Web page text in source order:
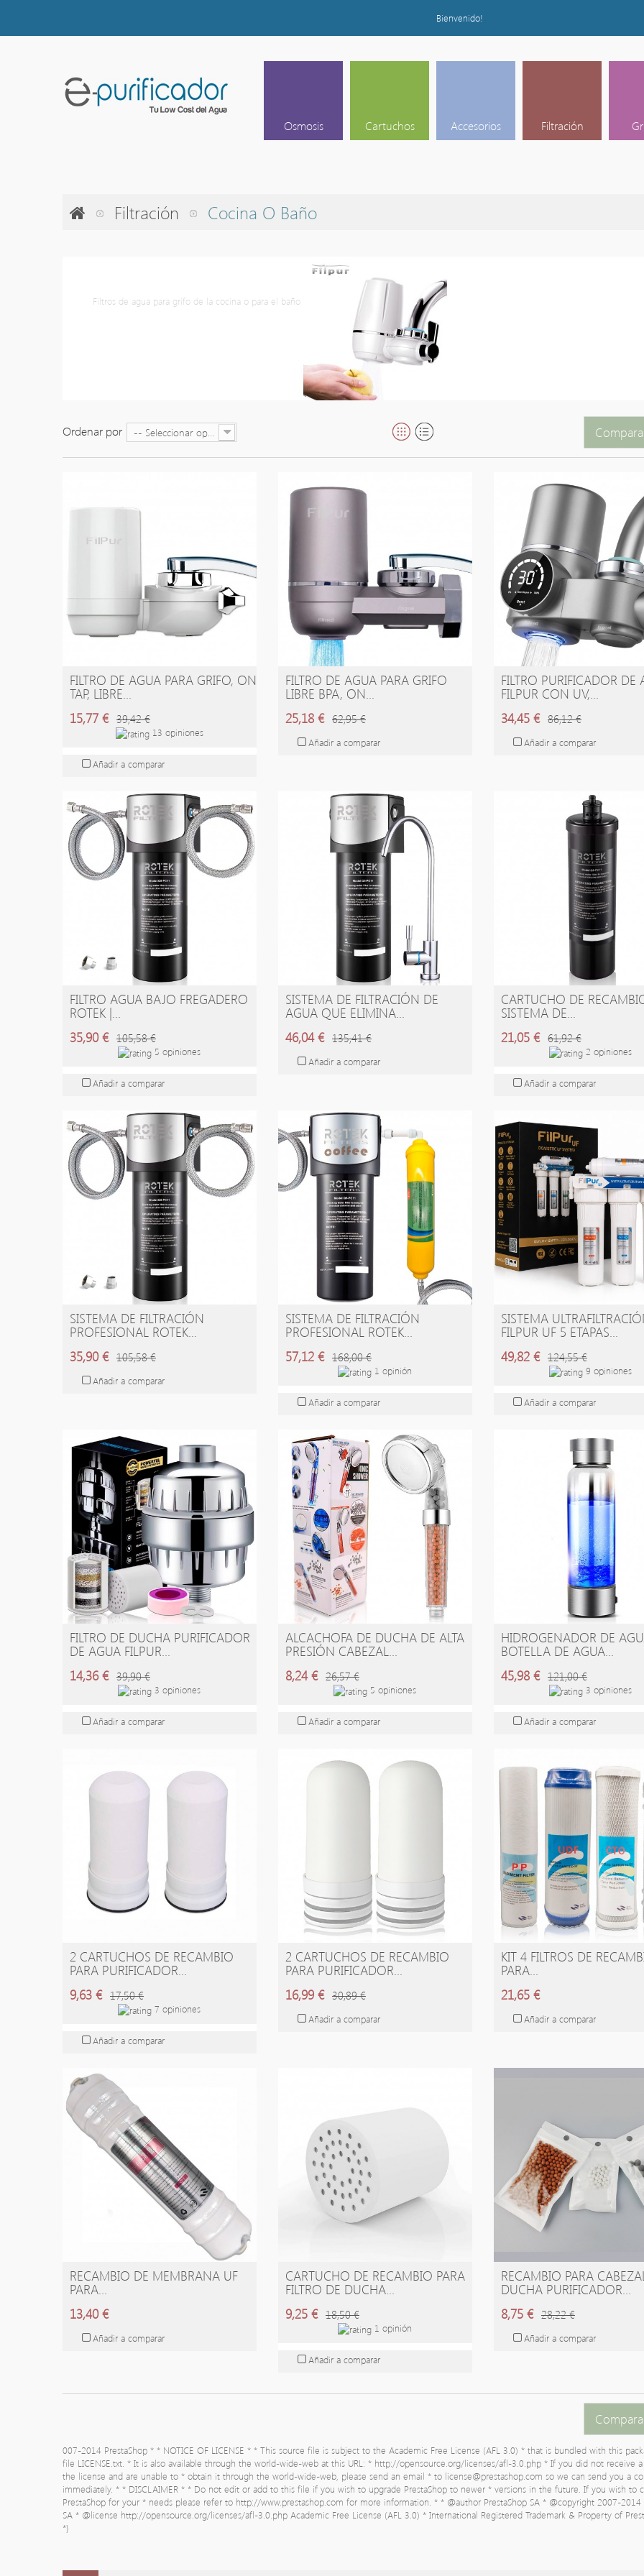
Bienvenido!
Osmosis Cartuchos Accesorios Filtración
Filtración Cocina O Baño
Filtros de agua para grifo de la cocina o para el baño
Ordenar por -- Seleccionar opción --
AÑADIR A LA CESTA
FILTRO DE AGUA PARA GRIFO, ON
TAP, LIBRE...
15,77 € 39,42 €
13 opiniones
Añadir a comparar
AÑADIR A LA CESTA
FILTRO DE AGUA PARA GRIFO
LIBRE BPA, ON...
25,18 € 62,95 €
Añadir a comparar
AÑADIR A LA CESTA
FILTRO PURIFICADOR DE
FILPUR CON UV,...
34,45 € 86,12 €
Añadir a comparar
AÑADIR A LA CESTA
FILTRO AGUA BAJO FREGADERO
ROTEK |...
35,90 € 105,58 €
5 opiniones
Añadir a comparar
AÑADIR A LA CESTA
SISTEMA DE FILTRACIÓN DE
AGUA QUE ELIMINA...
46,04 € 135,41 €
Añadir a comparar
AÑADIR A LA CESTA
CARTUCHO DE
SISTEMA DE...
21,05 € 61,92 €
2 opiniones
Añadir a comparar
AÑADIR A LA CESTA
SISTEMA DE FILTRACIÓN
PROFESIONAL ROTEK...
35,90 € 105,58 €
Añadir a comparar
AÑADIR A LA CESTA
SISTEMA DE FILTRACIÓN
PROFESIONAL ROTEK...
57,12 € 168,00 €
1 opinión
Añadir a comparar
AÑADIR A LA CESTA
SISTEMA
FILPUR UF 5 ETAPAS...
49,82 € 124,55 €
9 opiniones
Añadir a comparar
AÑADIR A LA CESTA
FILTRO DE DUCHA PURIFICADOR
DE AGUA FILPUR...
14,36 € 39,90 €
3 opiniones
Añadir a comparar
AÑADIR A LA CESTA
ALCACHOFA DE DUCHA DE ALTA
PRESIÓN CABEZAL...
8,24 € 26,57 €
5 opiniones
Añadir a comparar
AÑADIR A LA CESTA
HIDROGENADOR DE
BOTELLA DE AGUA...
45,98 € 121,00 €
3 opiniones
Añadir a comparar
AÑADIR A LA CESTA
2 CARTUCHOS DE RECAMBIO
PARA PURIFICADOR...
9,63 € 17,50 €
7 opiniones
Añadir a comparar
AÑADIR A LA CESTA
2 CARTUCHOS DE RECAMBIO
PARA PURIFICADOR...
16,99 € 30,89 €
Añadir a comparar
AÑADIR A LA CESTA
KIT 4 FILTROS DE
PARA...
21,65 €
Añadir a comparar
AÑADIR A LA CESTA
RECAMBIO DE MEMBRANA UF
PARA...
13,40 €
Añadir a comparar
AÑADIR A LA CESTA
CARTUCHO DE RECAMBIO PARA
FILTRO DE DUCHA...
9,25 € 18,50 €
1 opinión
Añadir a comparar
AÑADIR A LA CESTA
RECAMBIO PARA
DUCHA PURIFICADOR...
8,75 € 28,22 €
Añadir a comparar
007-2014 PrestaShop * * NOTICE OF LICENSE * * This source file is subject to the Academic Free License (AFL 3.0) * that is bundled with this
file LICENSE.txt. * It is also available through the world-wide-web at this URL: * http://opensource.org/licenses/afl-3.0.php * If you did not receive
the license and are unable to * obtain it through the world-wide-web, please send an email * to license@prestashop.com so we can send you a
immediately. * * DISCLAIMER * * Do not edit or add to this file if you wish to upgrade PrestaShop to newer * versions in the future. If you wish to
PrestaShop for your * needs please refer to http://www.prestashop.com for more information. * * @author PrestaShop SA * @copyright 2007-2014
SA * @license http://opensource.org/licenses/afl-3.0.php Academic Free License (AFL 3.0) * International Registered Trademark & Property of
*}